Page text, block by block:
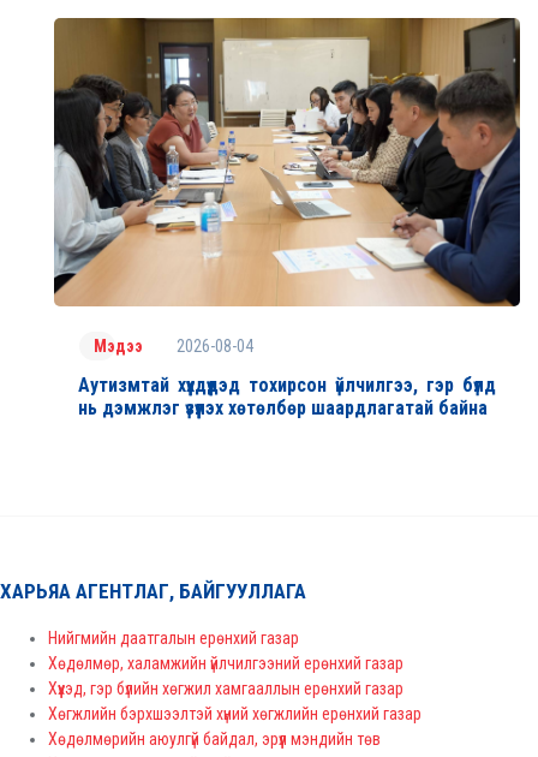
Мэдээ 2026-08-04
Аутизмтай хүүхдүүдэд тохирсон үйлчилгээ, гэр бүлд
нь дэмжлэг үзүүлэх хөтөлбөр шаардлагатай байна
ХАРЬЯА АГЕНТЛАГ, БАЙГУУЛЛАГА
Нийгмийн даатгалын ерөнхий газар
Хөдөлмөр, халамжийн үйлчилгээний ерөнхий газар
Хүүхэд, гэр бүлийн хөгжил хамгааллын ерөнхий газар
Хөгжлийн бэрхшээлтэй хүний хөгжлийн ерөнхий газар
Хөдөлмөрийн аюулгүй байдал, эрүүл мэндийн төв